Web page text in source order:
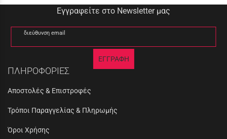
Εγγραφείτε στο Newsletter μας
διεύθυνση email
ΕΓΓΡΑΦΗ
ΠΛΗΡΟΦΟΡΙΕΣ
Αποστολές & Επιστροφές
Τρόποι Παραγγελίας & Πληρωμής
Όροι Χρήσης